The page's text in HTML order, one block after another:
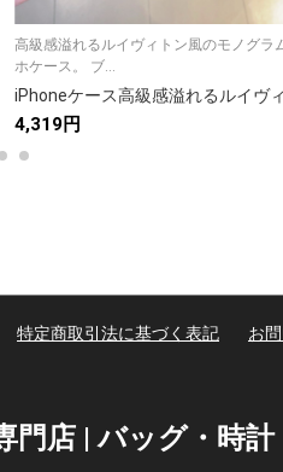
高級感溢れるルイヴィトン風のモノグラ
ホケース。 ブ...
4,319円
特定商取引法に基づく表記 お
店 | バッグ・時計